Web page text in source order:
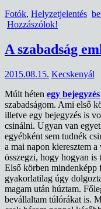
Fotók, Helyzetjelentés
Hozzászólok!
A szabadság
2015.08.15. Kecskenyál
Múlt héten egy bejegyzés
szabadságom. Ami első
illetve egy bejegyzés is
csinálni. Ugyan van
egyébként sem tudnék
a mai napon kieresztem
összegzi, hogy hogyan is
Első körben mindenképp
gyakorlatilag úgy
magam után húztam.
bevállaltam túlórákat is.